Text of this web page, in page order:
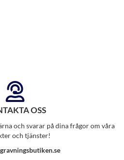
OSS
och svarar på dina frågor om våra
och tjänster!